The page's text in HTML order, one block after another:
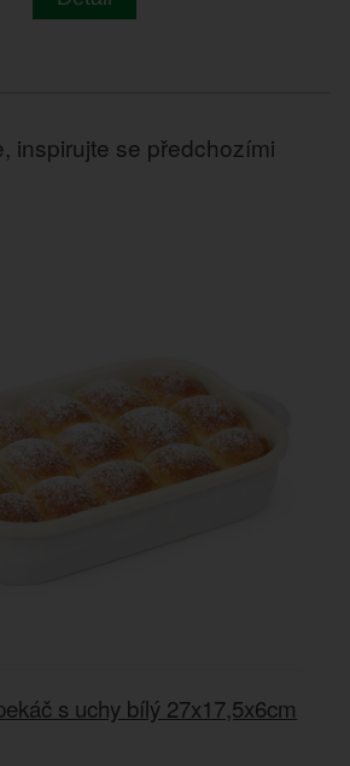
inspirujte se předchozími
s uchy bílý 27x17,5x6cm